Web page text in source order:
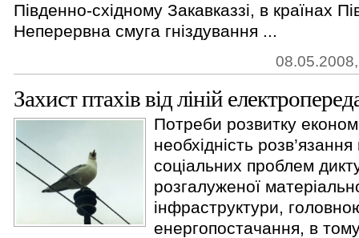
Південно-східному Закавказзі, в країнах
Неперервна смуга гніздування ...
Захист птахів від ліній
Потреби розвитку
необхідність
соціальних проблем
розгалуженої
інфраструктури,
енергопостачання, в тому